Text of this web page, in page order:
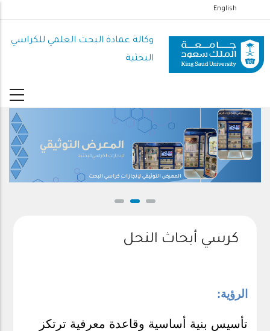
إلى
المحتوى
الرئيسي
English
وكالة عمادة البحث العلمي للكراسي
البحثية
المعرض التوثيقي لإنجازات كراسي البحث
كرسي أبحاث النحل
الرؤية:
تأسيس بنية أساسية وقاعدة معرفية ترتكز